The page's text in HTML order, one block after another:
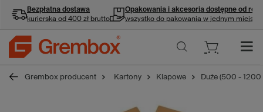
Bezpłatna dostawa
kurierska od 400 zł brutto
Opakowania i akcesoria dostępne od ręki
wszystko do pakowania w jednym miejscu
Grembox producent Kartony Klapowe Duże (500 -